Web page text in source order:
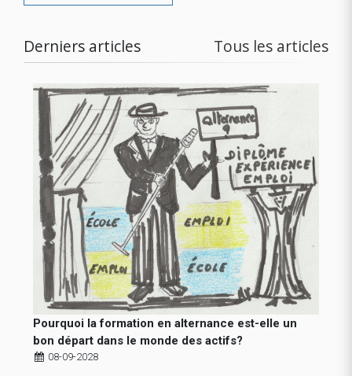
Derniers articles Tous les articles
Pourquoi la formation en alternance est-elle un
bon départ dans le monde des actifs?
08-09-2028